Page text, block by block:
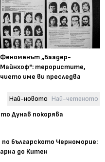
Феноменът „Баадер-
Майнхоф": терористите,
чието име ви преследва
Най-новото Най-четеното
Дунав покорява
българското Черноморие:
до Китен